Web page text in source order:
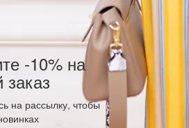
-10% на
на рассылку, чтобы